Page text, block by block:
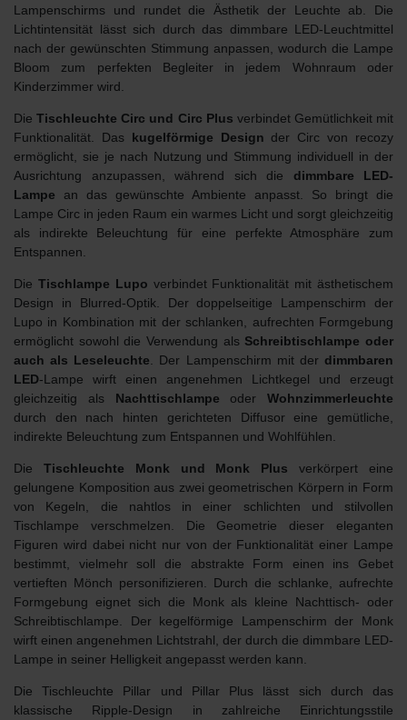
Lampenschirms und rundet die Ästhetik der Leuchte ab. Die
Lichtintensität lässt sich durch das dimmbare LED-Leuchtmittel
nach der gewünschten Stimmung anpassen, wodurch die Lampe
Bloom zum perfekten Begleiter in jedem Wohnraum oder
Kinderzimmer wird.
DieTischleuchte Circ und Circ Plus verbindet Gemütlichkeit mit
Funktionalität. Das kugelförmige Design der Circ von recozy
ermöglicht, sie je nach Nutzung und Stimmung individuell in der
Ausrichtung anzupassen, während sich die dimmbare LED-
Lampe an das gewünschte Ambiente anpasst. So bringt die
Lampe Circ in jeden Raum ein warmes Licht und sorgt gleichzeitig
als indirekte Beleuchtung für eine perfekte Atmosphäre zum
Entspannen.
Die Tischlampe Lupo verbindet Funktionalität mit ästhetischem
Design in Blurred-Optik. Der doppelseitige Lampenschirm der
Lupo in Kombination mit der schlanken, aufrechten Formgebung
ermöglicht sowohl die Verwendung als Schreibtischlampe oder
auch als Leseleuchte . Der Lampenschirm mit der dimmbaren
LED-Lampe wirft einen angenehmen Lichtkegel und erzeugt
gleichzeitig als Nachttischlampe oder Wohnzimmerleuchte
durch den nach hinten gerichteten Diffusor eine gemütliche,
indirekte Beleuchtung zum Entspannen und Wohlfühlen.
Die Tischleuchte Monk und Monk Plus verkörpert eine
gelungene Komposition aus zwei geometrischen Körpern in Form
von Kegeln, die nahtlos in einer schlichten und stilvollen
Tischlampe verschmelzen. Die Geometrie dieser eleganten
Figuren wird dabei nicht nur von der Funktionalität einer Lampe
bestimmt, vielmehr soll die abstrakte Form einen ins Gebet
vertieften Mönch personifizieren. Durch die schlanke, aufrechte
Formgebung eignet sich die Monk als kleine Nachttisch- oder
Schreibtischlampe . Der kegelförmige Lampenschirm der Monk
wirft einen angenehmen Lichtstrahl, der durch die dimmbare LED-
Lampe in seiner Helligkeit angepasst werden kann.
DieTischleuchte Pillar und Pillar Plus lässt sich durch das
klassische Ripple-Design in zahlreiche Einrichtungsstile